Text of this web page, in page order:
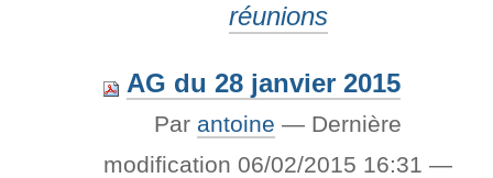
réunions
AG du 28 janvier 2015
Par antoine — Dernière
modification 06/02/2015 16:31—